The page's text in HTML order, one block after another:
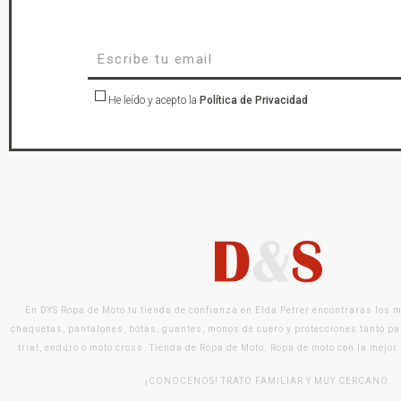
He leído y acepto la Política de Privacidad
En DYS Ropa de Moto tu tienda de confianza en Elda Petrer encontraras los
chaquetas, pantalones, botas, guantes, monos de cuero y protecciones tanto
trial, enduro o moto cross. Tienda de Ropa de Moto. Ropa de moto con la
¡CONOCENOS! TRATO FAMILIAR Y MUY CERCANO.